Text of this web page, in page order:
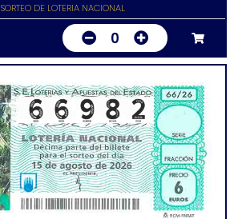
SORTEO DE LOTERIA NACIONAL
0